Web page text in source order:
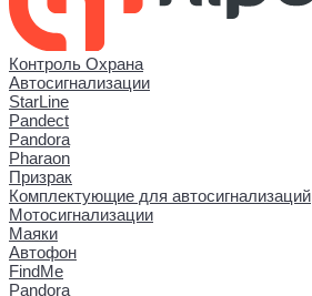
Контроль Охрана
Автосигнализации
StarLine
Pandect
Pandora
Pharaon
Призрак
Комплектующие для автосигнализаций
Мотосигнализации
Маяки
Автофон
FindMe
Pandora